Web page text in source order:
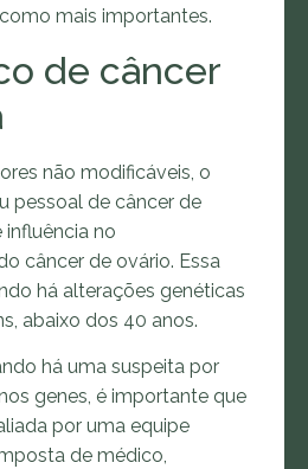
mais importantes.
de câncer
não modificáveis, o
pessoal de câncer de
no
câncer de ovário. Essa
há alterações genéticas
abaixo dos 40 anos.
há uma suspeita por
genes, é importante que
por uma equipe
de médico,